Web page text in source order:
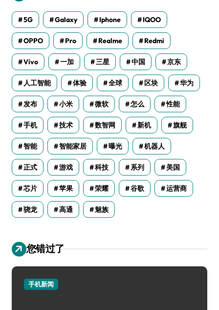
5G Galaxy Iphone IQOO
OPPO Pro Realme Redmi
Vivo 一加 三星 中国 京东
人工智能 体验 全球 区块 华为
发布 小米 微软 怎么 性能
手机 技术 数智网 新机 旗舰
智能 智能家居 曝光 机器人
正式 游戏 科技 系列 美国
芯片 苹果 荣耀 谷歌 运营商
骁龙 高通 魅族
您错过了
手机新闻